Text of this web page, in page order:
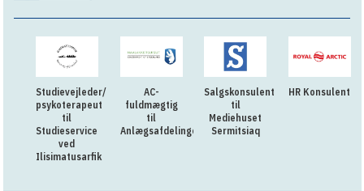
Studievejleder/
psykoterapeut
til
Studieservice
ved
Ilisimatusarfik
AC-
fuldmægtig
til
Anlægsafdelingen
Salgskonsulent
til
Mediehuset
Sermitsiaq
HR Konsulent